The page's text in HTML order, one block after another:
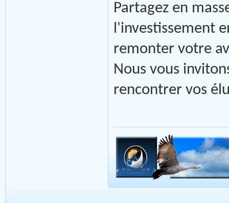
Partagez en
l'investissement
remonter votre
Nous vous
rencontrer vos